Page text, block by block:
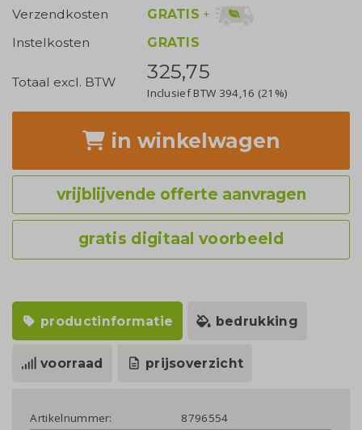
Verzendkosten
GRATIS +
Instelkosten
GRATIS
Totaal excl. BTW 325,75
Inclusief BTW 394,16 (21%)
in winkelwagen
vrijblijvende offerte aanvragen
gratis digitaal voorbeeld
productinformatie bedrukking
voorraad prijsoverzicht
Artikelnummer:
8796554